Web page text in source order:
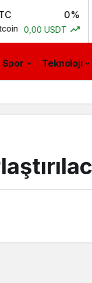
ETH
Spor Teknoloji